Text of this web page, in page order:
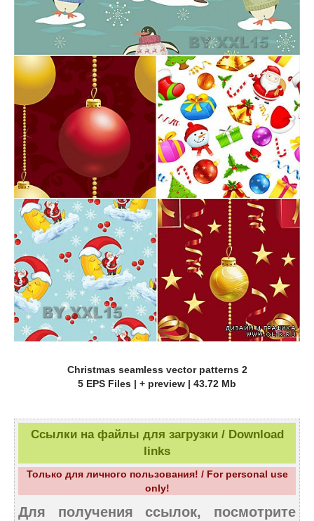
Christmas seamless vector patterns 2
5 EPS Files | + preview | 43.72 Mb
Ссылки на файлы для загрузки / Download
links
Только для личного пользования! / For personal use
only!
Для получения ссылок, посмотрите